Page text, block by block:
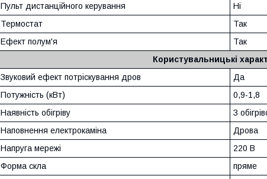
Пульт дистанційного керування
Ні
Термостат
Так
Ефект полум'я
Так
Користувальницькі
Звуковий ефект потріскування дров
Да
Потужність (кВт)
0,9-1,8
Наявність обігріву
З
Наповнення електрокаміна
Дрова
Напруга мережі
220 В
Форма скла
пряме